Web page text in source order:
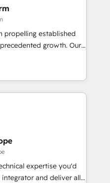
CRM implementation,
operations. 🤝
and
needs. 🌟 Proven
of all sizes
support or project-based
packages designed to fit
propelling established
growth. Our
your growth,
Unlike conventional
deep into the
business, ensuring that
to the table.
your business's unique
approach that aligns
expertise you'd
and deliver all